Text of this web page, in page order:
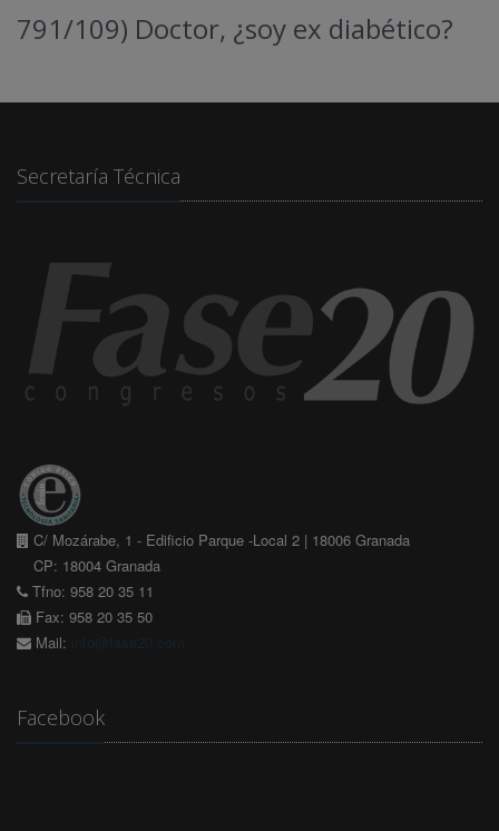
791/109) Doctor, ¿soy ex diabético?
Secretaría Técnica
C/ Mozárabe, 1 - Edificio Parque -Local 2 | 18006 Granada
CP: 18004 Granada
Tfno: 958 20 35 11
Fax: 958 20 35 50
Mail:
info@fase20.com
Facebook